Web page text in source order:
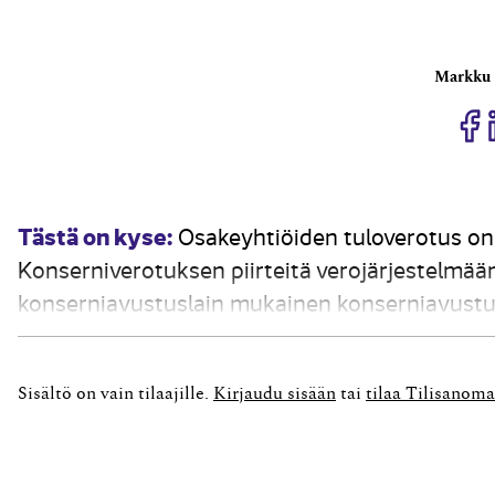
Markku
Tästä on kyse: Osakeyhtiöiden tuloverotus
Konserniverotuksen piirteitä
konserniavustuslain mukainen
toiselle. Konserniavustus vähennetään
Sisältö on vain tilaajille. Kirjaudu sisään tai tilaa